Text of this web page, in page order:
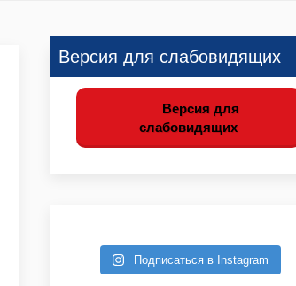
Версия для слабовидящих
Версия для
слабовидящих
Подписаться в Instagram